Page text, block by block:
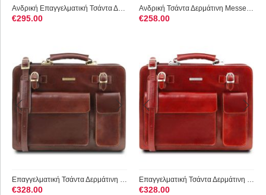
Ανδρική Επαγγελματική Τσάντα Δερμάτινη Viareggio Καφέ σκούρο ...
€295.00
Ανδρική Τσάντα Δερμάτινη Messenger Double TL90475 Καφέ σκούρο...
€258.00
Επαγγελματική Τσάντα Δερμάτινη Venezia TL141268 Καφέ Tuscany ...
€328.00
Επαγγελματική Τσάντα Δερμάτινη Venezia Κόκκινο Tuscany Leather
€328.00